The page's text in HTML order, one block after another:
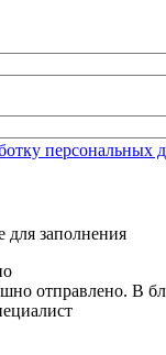
персональных
для заполнения
отправлено. В